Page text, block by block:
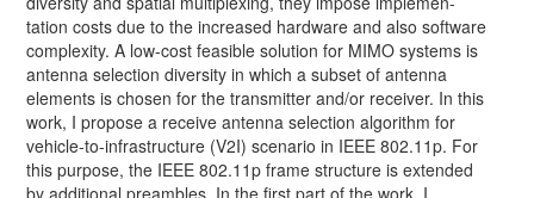
tation costs due to the increased hardware and also software
complexity. A low-cost feasible solution for MIMO systems is
antenna selection diversity in which a subset of antenna
elements is chosen for the transmitter and/or receiver. In this
work, I propose a receive antenna selection algorithm for
vehicle-to-infrastructure (V2I) scenario in IEEE 802.11p. For
this purpose, the IEEE 802.11p frame structure is extended